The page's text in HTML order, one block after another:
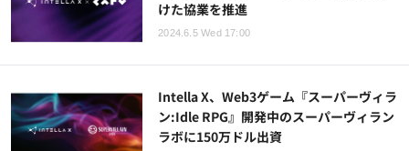
けた協業を推進
2024.6.5 Wed 17:00
Intella X、Web3ゲーム『スーパーヴィラ
ン:Idle RPG』開発中のスーパーヴィラン
ラボに150万ドル出資